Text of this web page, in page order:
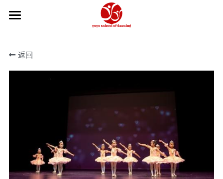
关于我们
学年年历
如何报名
如何报名
芭蕾教师
Hip Hop和KPOP教师
教学体系
俄罗斯瓦岗诺娃芭蕾训练
舞蹈摄影工作室
返回
商品分类
所有商品分类